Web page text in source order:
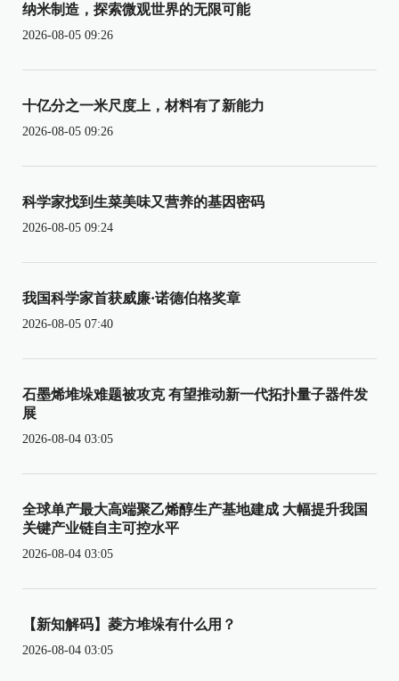
纳米制造，探索微观世界的无限可能
2026-08-05 09:26
十亿分之一米尺度上，材料有了新能力
2026-08-05 09:26
科学家找到生菜美味又营养的基因密码
2026-08-05 09:24
我国科学家首获威廉·诺德伯格奖章
2026-08-05 07:40
石墨烯堆垛难题被攻克 有望推动新一代拓扑量子器件发
展
2026-08-04 03:05
全球单产最大高端聚乙烯醇生产基地建成 大幅提升我国
关键产业链自主可控水平
2026-08-04 03:05
【新知解码】菱方堆垛有什么用？
2026-08-04 03:05